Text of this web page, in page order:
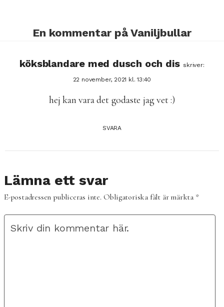
En kommentar på Vaniljbullar
köksblandare med dusch och dis skriver:
22 november, 2021 kl. 13:40
hej kan vara det godaste jag vet :)
SVARA
Lämna ett svar
E-postadressen publiceras inte.Obligatoriska fält är märkta *